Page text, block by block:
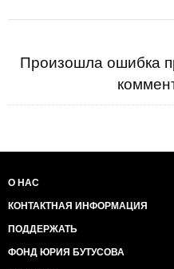
Произошла ошибка
О НАС
КОНТАКТНАЯ ИНФОРМАЦИЯ
ПОДДЕРЖАТЬ
ФОНД ЮРИЯ БУТУСОВА